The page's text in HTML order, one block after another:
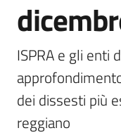
Novità
Servizi
Leggi
ISPRA e gli enti
dei dissesti più
reggiano